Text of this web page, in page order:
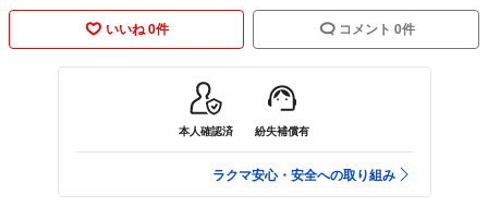
いいね 0件 コメント 0件
本人確認済 紛失補償有
ラクマ安心・安全への取り組み